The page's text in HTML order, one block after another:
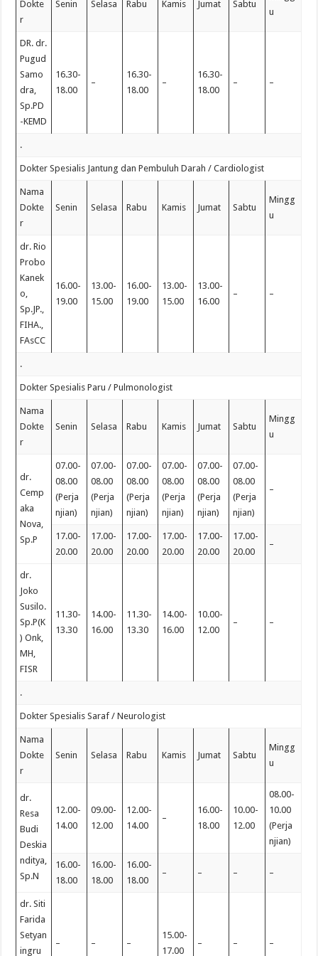
Dokte
r
Senin Selasa Rabu Kamis Jumat Sabtu
u
DR. dr.
Pugud
Samo
dra,
Sp.PD
-KEMD
16.30-
18.00
–
16.30-
18.00
–
16.30-
18.00
– –
.
Dokter Spesialis Jantung dan Pembuluh Darah / Cardiologist
Nama
Dokte
r
Senin Selasa Rabu Kamis Jumat Sabtu
Mingg
u
dr. Rio
Probo
Kanek
o,
Sp.JP.,
FIHA.,
FAsCC
16.00-
19.00
13.00-
15.00
16.00-
19.00
13.00-
15.00
13.00-
16.00
– –
.
Dokter Spesialis Paru / Pulmonologist
Nama
Dokte
r
Senin Selasa Rabu Kamis Jumat Sabtu
Mingg
u
dr.
Cemp
aka
Nova,
Sp.P
07.00-
08.00
(Perja
njian)
07.00-
08.00
(Perja
njian)
07.00-
08.00
(Perja
njian)
07.00-
08.00
(Perja
njian)
07.00-
08.00
(Perja
njian)
07.00-
08.00
(Perja
njian)
–
17.00-
20.00
17.00-
20.00
17.00-
20.00
17.00-
20.00
17.00-
20.00
17.00-
20.00
–
dr.
Joko
Susilo.
Sp.P(K
) Onk,
MH,
FISR
11.30-
13.30
14.00-
16.00
11.30-
13.30
14.00-
16.00
10.00-
12.00
– –
.
Dokter Spesialis Saraf / Neurologist
Nama
Dokte
r
Senin Selasa Rabu Kamis Jumat Sabtu
Mingg
u
dr.
Resa
Budi
Deskia
nditya,
Sp.N
12.00-
14.00
09.00-
12.00
12.00-
14.00
–
16.00-
18.00
10.00-
12.00
08.00-
10.00
(Perja
njian)
16.00-
18.00
16.00-
18.00
16.00-
18.00
– – – –
dr. Siti
Farida
Setyan
ingru
– – –
15.00-
17.00
– – –